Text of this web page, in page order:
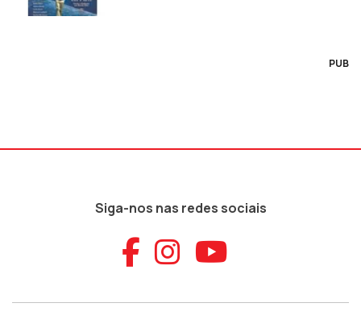
PUB
Siga-nos nas redes sociais
Aceder ao
Aceder ao
Aceder